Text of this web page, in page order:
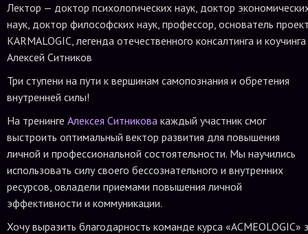
Лектор — доктор психологических наук, доктор
наук, доктор философских наук, профессор, основатель
KARMALOGIC, легенда отечественного консалтинга и коучинга
Алексей Ситников
Три ступени на пути к вершинам самопознания и обретения
внутренней силы!
На тренинге Алексея Ситникова каждый участник смог
выстроить оптимальный вектор развития для повышения
личной и профессиональной состоятельности. Мы научились
использовать силу своего бессознательного и внутренних
ресурсов, овладели приемами повышения личной
эффективности и коммуникации.
Хочу выразить благодарность команде курса «ACMEOLOGIC»